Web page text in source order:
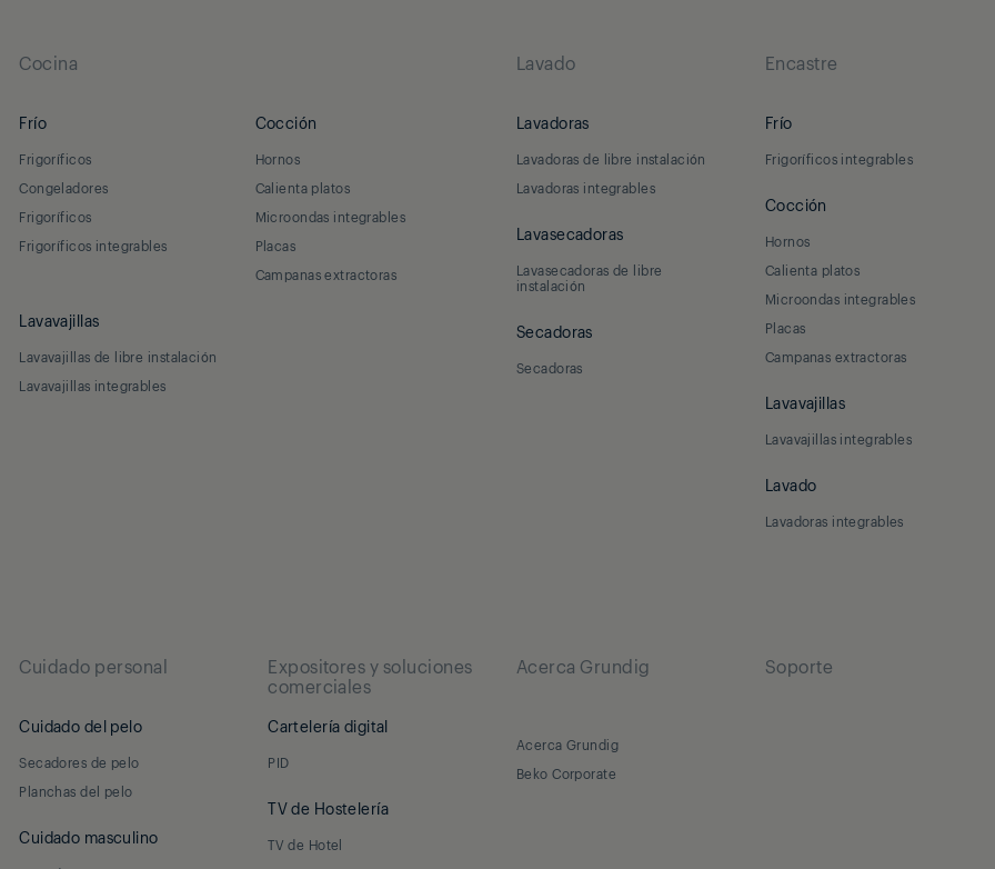
Cocina
Frío
Frigoríficos
Congeladores
Frigoríficos
Frigoríficos integrables
Cocción
Hornos
Calienta platos
Microondas integrables
Placas
Campanas extractoras
Lavavajillas
Lavavajillas de libre instalación
Lavavajillas integrables
Lavado
Lavadoras
Lavadoras de libre instalación
Lavadoras integrables
Lavasecadoras
Lavasecadoras de libre
instalación
Secadoras
Secadoras
Encastre
Frío
Frigoríficos integrables
Cocción
Hornos
Calienta platos
Microondas integrables
Placas
Campanas extractoras
Lavavajillas
Lavavajillas integrables
Lavado
Lavadoras integrables
Cuidado personal
Cuidado del pelo
Secadores de pelo
Planchas del pelo
Cuidado masculino
Expositores y soluciones
comerciales
Cartelería digital
PID
TV de Hostelería
TV de Hotel
Acerca Grundig
Acerca Grundig
Beko Corporate
Soporte